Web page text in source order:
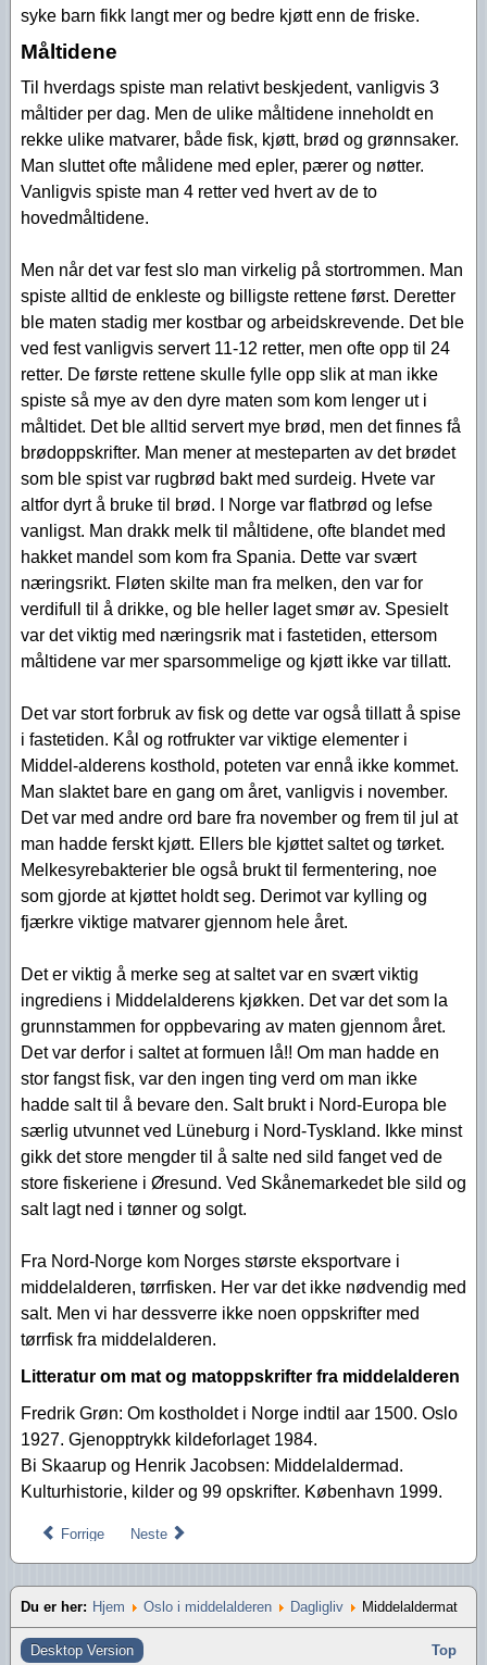
syke barn fikk langt mer og bedre kjøtt enn de friske.
Måltidene
Til hverdags spiste man relativt beskjedent, vanligvis 3
måltider per dag. Men de ulike måltidene inneholdt en
rekke ulike matvarer, både fisk, kjøtt, brød og grønnsaker.
Man sluttet ofte målidene med epler, pærer og nøtter.
Vanligvis spiste man 4 retter ved hvert av de to
hovedmåltidene.
Men når det var fest slo man virkelig på stortrommen. Man
spiste alltid de enkleste og billigste rettene først. Deretter
ble maten stadig mer kostbar og arbeidskrevende. Det ble
ved fest vanligvis servert 11-12 retter, men ofte opp til 24
retter. De første rettene skulle fylle opp slik at man ikke
spiste så mye av den dyre maten som kom lenger ut i
måltidet. Det ble alltid servert mye brød, men det finnes få
brødoppskrifter. Man mener at mesteparten av det brødet
som ble spist var rugbrød bakt med surdeig. Hvete var
altfor dyrt å bruke til brød. I Norge var flatbrød og lefse
vanligst. Man drakk melk til måltidene, ofte blandet med
hakket mandel som kom fra Spania. Dette var svært
næringsrikt. Fløten skilte man fra melken, den var for
verdifull til å drikke, og ble heller laget smør av. Spesielt
var det viktig med næringsrik mat i fastetiden, ettersom
måltidene var mer sparsommelige og kjøtt ikke var tillatt.
Det var stort forbruk av fisk og dette var også tillatt å spise
i fastetiden. Kål og rotfrukter var viktige elementer i
Middel-alderens kosthold, poteten var ennå ikke kommet.
Man slaktet bare en gang om året, vanligvis i november.
Det var med andre ord bare fra november og frem til jul at
man hadde ferskt kjøtt. Ellers ble kjøttet saltet og tørket.
Melkesyrebakterier ble også brukt til fermentering, noe
som gjorde at kjøttet holdt seg. Derimot var kylling og
fjærkre viktige matvarer gjennom hele året.
Det er viktig å merke seg at saltet var en svært viktig
ingrediens i Middelalderens kjøkken. Det var det som la
grunnstammen for oppbevaring av maten gjennom året.
Det var derfor i saltet at formuen lå!! Om man hadde en
stor fangst fisk, var den ingen ting verd om man ikke
hadde salt til å bevare den. Salt brukt i Nord-Europa ble
særlig utvunnet ved Lüneburg i Nord-Tyskland. Ikke minst
gikk det store mengder til å salte ned sild fanget ved de
store fiskeriene i Øresund. Ved Skånemarkedet ble sild og
salt lagt ned i tønner og solgt.
Fra Nord-Norge kom Norges største eksportvare i
middelalderen, tørrfisken. Her var det ikke nødvendig med
salt. Men vi har dessverre ikke noen oppskrifter med
tørrfisk fra middelalderen.
Litteratur om mat og matoppskrifter fra middelalderen
Fredrik Grøn: Om kostholdet i Norge indtil aar 1500. Oslo
1927. Gjenopptrykk kildeforlaget 1984.
Bi Skaarup og Henrik Jacobsen: Middelaldermad.
Kulturhistorie, kilder og 99 opskrifter. København 1999.
Forrige Neste
Du er her: Hjem Oslo i middelalderen Dagligliv Middelaldermat
Desktop Version Top